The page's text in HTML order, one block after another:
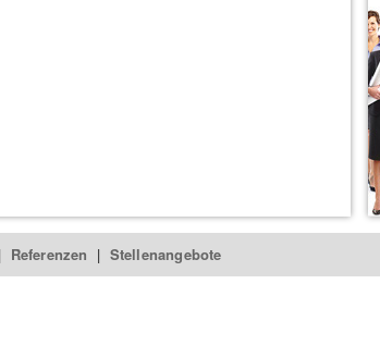
| Referenzen | Stellenangebote